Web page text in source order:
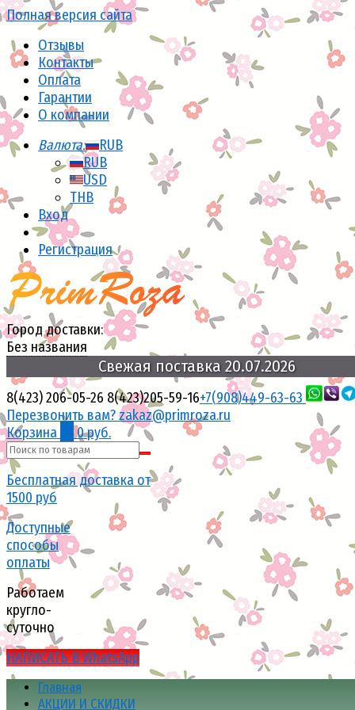
Полная версия сайта
Отзывы
Контакты
Оплата
Гарантии
О компании
Валюта:
RUB
RUB
USD
THB
Вход
Регистрация
Город доставки:
Без названия
Свежая поставка 20.07.2026
8(423) 206-05-26 8(423)205-59-16+7(908)449-63-63
Перезвонить вам?zakaz@primroza.ru
Корзина
0 руб.
Бесплатная доставка от
1500 руб
Доступные
способы
оплаты
Работаем
кругло-
суточно
НАПИСАТЬ В WhatsApp
Главная
АКЦИИ И СКИДКИ